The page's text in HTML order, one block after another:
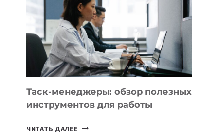
UZBEKISTAN
РАСШИРИЛАСЬ
ДО
102
СТРАН
Таск-менеджеры: обзор полезных
инструментов для работы
ЧИТАТЬ ДАЛЕЕ ТАСК-